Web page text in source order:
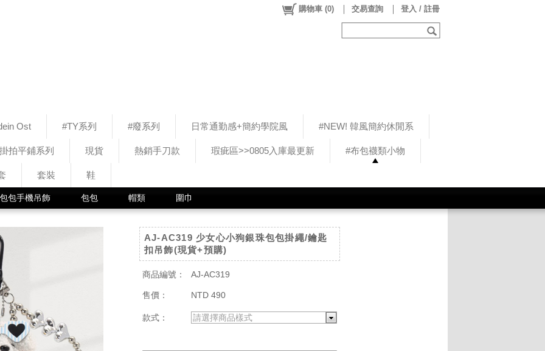
Ost #TY系列 #廢系列 日常通勤感+簡約學院風 #NEW! 韓風簡約休閒系
拍平鋪系列 現貨 熱銷手刀款 瑕疵區>>0805入庫最更新 #布包襪類小物
套裝 鞋
購物車 (0) 交易查詢 登入 / 註冊
包包手機吊飾 包包 帽類 圍巾
AJ-AC319 少女心小狗銀珠包包掛繩/鑰匙
扣吊飾(現貨+預購)
商品編號： AJ-AC319
售價： NTD 490
款式： 請選擇商品樣式